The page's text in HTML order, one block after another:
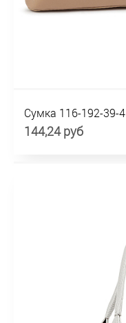
Сумка 116-192-39-4
144,24 руб